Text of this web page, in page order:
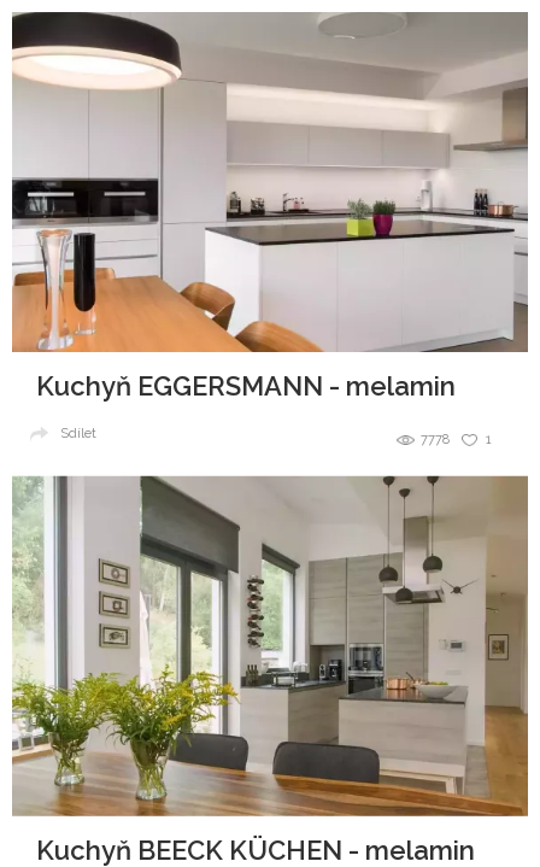
Kuchyň EGGERSMANN - melamin
1
7778
Sdílet
Kuchyň BEECK KÜCHEN - melamin